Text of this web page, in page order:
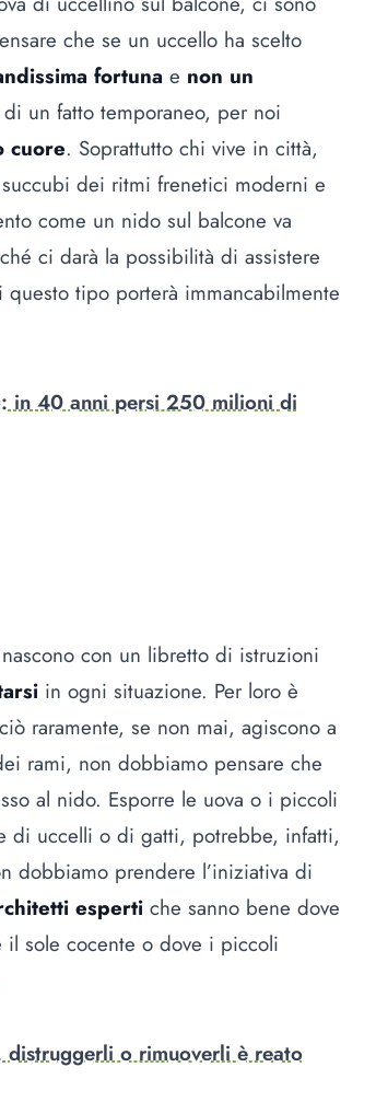
che se un uccello ha scelto
fortuna e non un
un fatto temporaneo, per noi
cuore. Soprattutto chi vive in città,
dei ritmi frenetici moderni e
come un nido sul balcone va
ci darà la possibilità di assistere
questo tipo porterà immancabilmente
in 40 anni persi 250 milioni di
nascono con un libretto di istruzioni
in ogni situazione. Per loro è
raramente, se non mai, agiscono a
rami, non dobbiamo pensare che
al nido. Esporre le uova o i piccoli
di uccelli o di gatti, potrebbe, infatti,
dobbiamo prendere l’iniziativa di
esperti che sanno bene dove
sole cocente o dove i piccoli
o rimuoverli è reato